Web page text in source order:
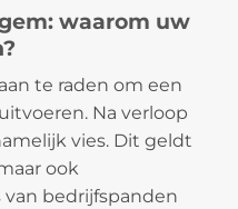
waarom uw
te raden om een
Na verloop
vies. Dit geldt
ook
van bedrijfspanden